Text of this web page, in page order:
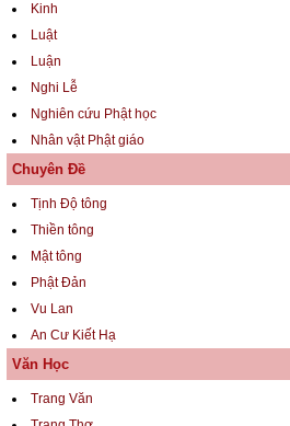
Kinh
Luật
Luận
Nghi Lễ
Nghiên cứu Phật học
Nhân vật Phật giáo
Chuyên Đề
Tịnh Độ tông
Thiền tông
Mật tông
Phật Đản
Vu Lan
An Cư Kiết Hạ
Văn Học
Trang Văn